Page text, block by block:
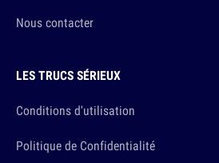
Nous contacter
LES TRUCS SÉRIEUX
Conditions d'utilisation
Politique de Confidentialité